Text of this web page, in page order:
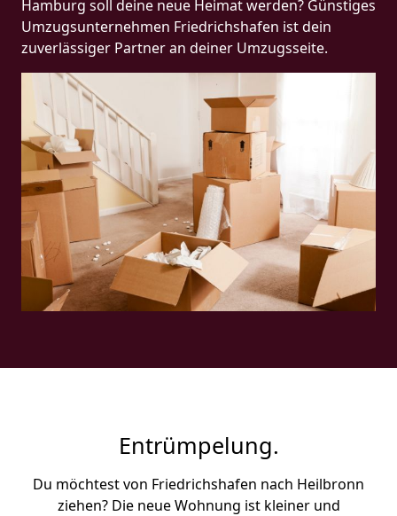
Hamburg soll deine neue Heimat werden? Günstiges
Umzugsunternehmen Friedrichshafen ist dein
zuverlässiger Partner an deiner Umzugsseite.
Entrümpelung.
Du möchtest von Friedrichshafen nach Heilbronn
ziehen? Die neue Wohnung ist kleiner und